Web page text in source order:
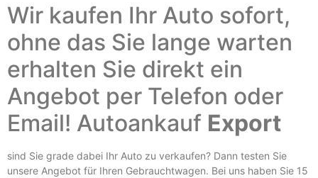
Wir kaufen Ihr Auto sofort,
ohne das Sie lange warten
erhalten Sie direkt ein
Angebot per Telefon oder
Email! Autoankauf Export
sind Sie grade dabei Ihr Auto zu verkaufen? Dann testen Sie
unsere Angebot für Ihren Gebrauchtwagen. Bei uns haben Sie 15